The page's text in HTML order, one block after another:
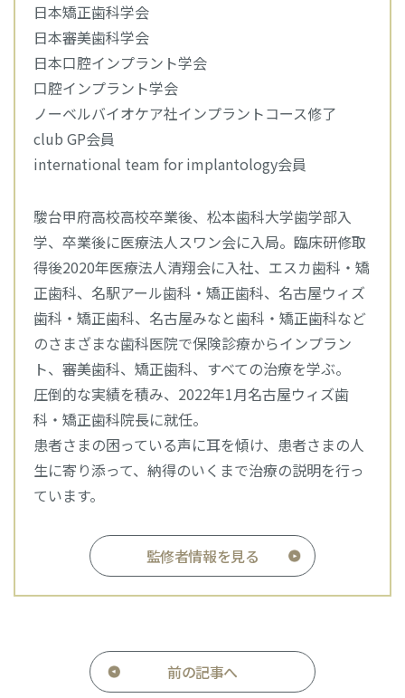
日本矯正歯科学会
日本審美歯科学会
日本口腔インプラント学会
口腔インプラント学会
ノーベルバイオケア社インプラントコース修了
club GP会員
international team for implantology会員
駿台甲府高校高校卒業後、松本歯科大学歯学部入
学、卒業後に医療法人スワン会に入局。臨床研修取
得後2020年医療法人清翔会に入社、エスカ歯科・矯
正歯科、名駅アール歯科・矯正歯科、名古屋ウィズ
歯科・矯正歯科、名古屋みなと歯科・矯正歯科など
のさまざまな歯科医院で保険診療からインプラン
ト、審美歯科、矯正歯科、すべての治療を学ぶ。
圧倒的な実績を積み、2022年1月名古屋ウィズ歯
科・矯正歯科院長に就任。
患者さまの困っている声に耳を傾け、患者さまの人
生に寄り添って、納得のいくまで治療の説明を行っ
ています。
監修者情報を見る
前の記事へ